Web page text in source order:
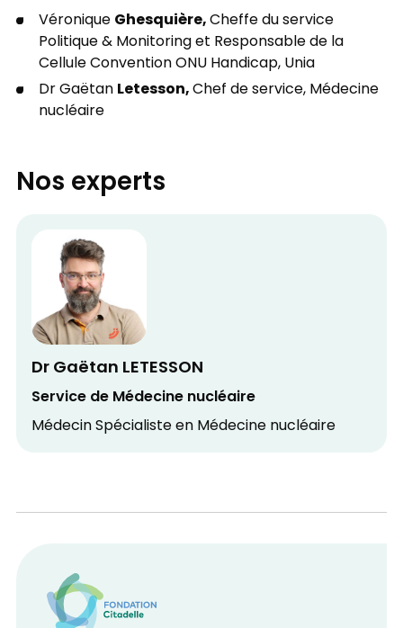
VéroniqueGhesquière,Cheffe du service
Politique & Monitoring et Responsable de la
Cellule Convention ONU Handicap, Unia
Dr GaëtanLetesson,Chef de service, Médecine
nucléaire
Nos experts
Dr Gaëtan LETESSON
Service de Médecine nucléaire
Médecin Spécialiste en Médecine nucléaire